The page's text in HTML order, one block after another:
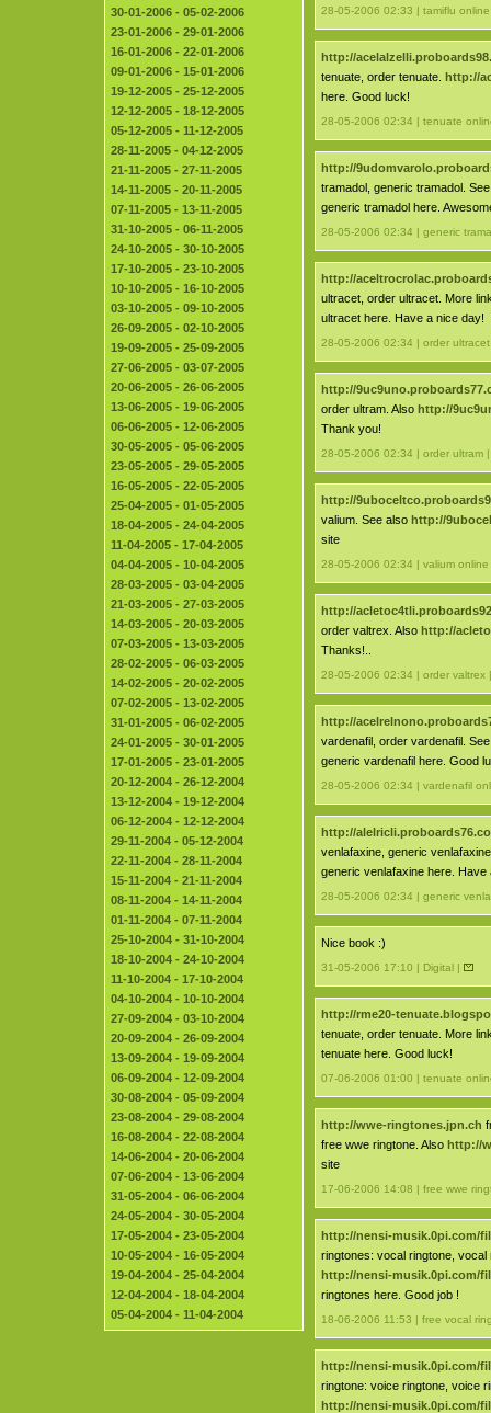
30-01-2006 - 05-02-2006
23-01-2006 - 29-01-2006
16-01-2006 - 22-01-2006
09-01-2006 - 15-01-2006
19-12-2005 - 25-12-2005
12-12-2005 - 18-12-2005
05-12-2005 - 11-12-2005
28-11-2005 - 04-12-2005
21-11-2005 - 27-11-2005
14-11-2005 - 20-11-2005
07-11-2005 - 13-11-2005
31-10-2005 - 06-11-2005
24-10-2005 - 30-10-2005
17-10-2005 - 23-10-2005
10-10-2005 - 16-10-2005
03-10-2005 - 09-10-2005
26-09-2005 - 02-10-2005
19-09-2005 - 25-09-2005
27-06-2005 - 03-07-2005
20-06-2005 - 26-06-2005
13-06-2005 - 19-06-2005
06-06-2005 - 12-06-2005
30-05-2005 - 05-06-2005
23-05-2005 - 29-05-2005
16-05-2005 - 22-05-2005
25-04-2005 - 01-05-2005
18-04-2005 - 24-04-2005
11-04-2005 - 17-04-2005
04-04-2005 - 10-04-2005
28-03-2005 - 03-04-2005
21-03-2005 - 27-03-2005
14-03-2005 - 20-03-2005
07-03-2005 - 13-03-2005
28-02-2005 - 06-03-2005
14-02-2005 - 20-02-2005
07-02-2005 - 13-02-2005
31-01-2005 - 06-02-2005
24-01-2005 - 30-01-2005
17-01-2005 - 23-01-2005
20-12-2004 - 26-12-2004
13-12-2004 - 19-12-2004
06-12-2004 - 12-12-2004
29-11-2004 - 05-12-2004
22-11-2004 - 28-11-2004
15-11-2004 - 21-11-2004
08-11-2004 - 14-11-2004
01-11-2004 - 07-11-2004
25-10-2004 - 31-10-2004
18-10-2004 - 24-10-2004
11-10-2004 - 17-10-2004
04-10-2004 - 10-10-2004
27-09-2004 - 03-10-2004
20-09-2004 - 26-09-2004
13-09-2004 - 19-09-2004
06-09-2004 - 12-09-2004
30-08-2004 - 05-09-2004
23-08-2004 - 29-08-2004
16-08-2004 - 22-08-2004
14-06-2004 - 20-06-2004
07-06-2004 - 13-06-2004
31-05-2004 - 06-06-2004
24-05-2004 - 30-05-2004
17-05-2004 - 23-05-2004
10-05-2004 - 16-05-2004
19-04-2004 - 25-04-2004
12-04-2004 - 18-04-2004
05-04-2004 - 11-04-2004
28-05-2006 02:33 | tamiflu
http://
tenuate, order tenuate. http://
here. Good luck!
28-05-2006 02:34 | tenuate
http://
tramadol, generic tramadol.
generic tramadol here.
28-05-2006 02:34 | generic
http://
ultracet, order ultracet. More
ultracet here. Have a nice day!
28-05-2006 02:34 | order
http://
order ultram. Also http://
Thank you!
28-05-2006 02:34 | order ultram
http://
valium. See also http://
site
28-05-2006 02:34 | valium
http://
order valtrex. Also http://
Thanks!..
28-05-2006 02:34 | order valtrex
http://
vardenafil, order vardenafil.
generic vardenafil here. Good
28-05-2006 02:34 | vardenafil
http://
venlafaxine, generic
generic venlafaxine here. Have
28-05-2006 02:34 | generic
Nice book :)
31-05-2006 17:10 | Digital |
http://rme20-
tenuate, order tenuate. More
tenuate here. Good luck!
07-06-2006 01:00 | tenuate
http://wwe-ringtones.jpn.ch
free wwe ringtone. Also http://
site
17-06-2006 14:08 | free wwe
http://nensi-musik.0pi.com/
ringtones: vocal ringtone,
http://nensi-musik.0pi.com/
ringtones here. Good job !
18-06-2006 11:53 | free vocal
http://nensi-musik.0pi.com/
ringtone: voice ringtone, voice
http://nensi-musik.0pi.com/